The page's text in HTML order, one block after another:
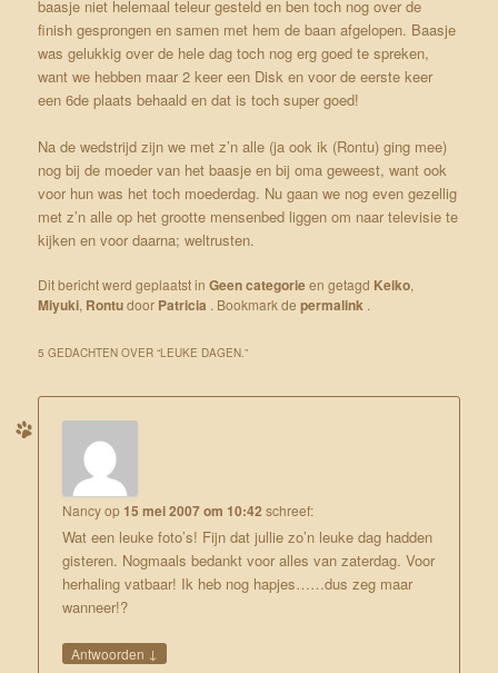
baasje niet helemaal teleur gesteld en ben toch nog over de
finish gesprongen en samen met hem de baan afgelopen. Baasje
was gelukkig over de hele dag toch nog erg goed te spreken,
want we hebben maar 2 keer een Disk en voor de eerste keer
een 6de plaats behaald en dat is toch super goed!
Na de wedstrijd zijn we met z’n alle (ja ook ik (Rontu) ging mee)
nog bij de moeder van het baasje en bij oma geweest, want ook
voor hun was het toch moederdag. Nu gaan we nog even gezellig
met z’n alle op het grootte mensenbed liggen om naar televisie te
kijken en voor daarna; weltrusten.
Dit bericht werd geplaatst inGeen categorieen getagd Keiko,
Miyuki, Rontudoor Patricia . Bookmark depermalink .
5 GEDACHTEN OVER “LEUKE DAGEN.”
Nancyop 15 mei 2007 om 10:42 schreef:
Wat een leuke foto’s! Fijn dat jullie zo’n leuke dag hadden
gisteren. Nogmaals bedankt voor alles van zaterdag. Voor
herhaling vatbaar! Ik heb nog hapjes……dus zeg maar
wanneer!?
Antwoorden ↓